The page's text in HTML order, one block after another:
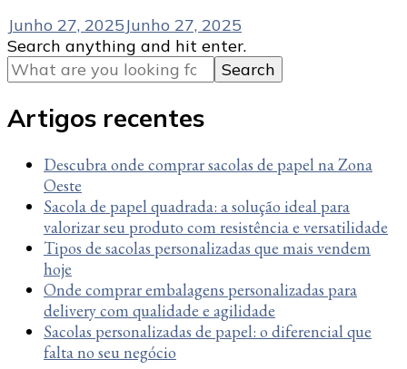
Junho 27, 2025Junho 27, 2025
Looking
for
Something?
Search anything and hit enter.
Artigos recentes
Descubra onde comprar sacolas de papel na Zona
Oeste
Sacola de papel quadrada: a solução ideal para
valorizar seu produto com resistência e versatilidade
Tipos de sacolas personalizadas que mais vendem
hoje
Onde comprar embalagens personalizadas para
delivery com qualidade e agilidade
Sacolas personalizadas de papel: o diferencial que
falta no seu negócio